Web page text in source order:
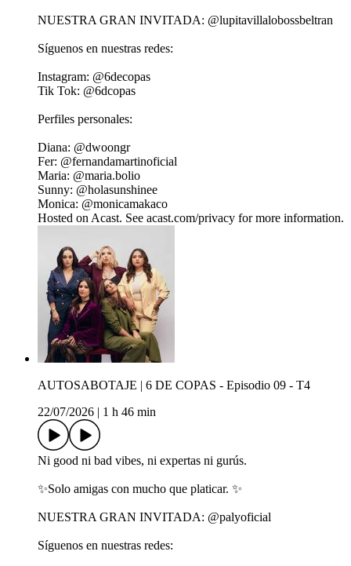
NUESTRA GRAN INVITADA: @lupitavillalobossbeltran
Síguenos en nuestras redes:
Instagram: ⁠@6decopas
Tik Tok: ⁠@6dcopas⁠
Perfiles personales:
Diana: @⁠dwoongr
Fer: ⁠@fernandamartinoficial
Maria: @maria.bolio ⁠
Sunny: @holasunshinee ⁠
Monica: @monicamakaco ⁠ ⁠
Hosted on Acast. See acast.com/privacy for more information.
AUTOSABOTAJE | 6 DE COPAS - Episodio 09 - T4
22/07/2026
1 h 46 min
Ni good ni bad vibes, ni expertas ni gurús.
✨Solo amigas con mucho que platicar. ✨
NUESTRA GRAN INVITADA: @palyoficial
Síguenos en nuestras redes: